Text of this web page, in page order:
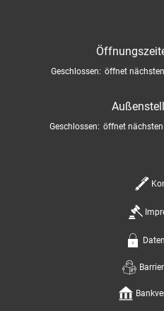
Klicken, um weitere
Geschlossen: öffnet
Klicken, um weitere Öffnungs-
Geschlossen: öffnet